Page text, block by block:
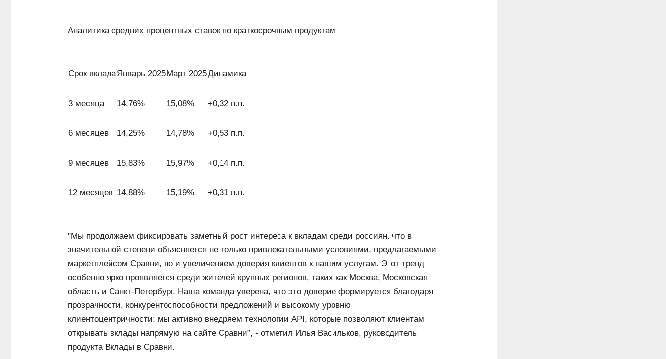
Аналитика средних процентных ставок по краткосрочным продуктам
Срок вкладаЯнварь 2025Март 2025Динамика
3 месяца 14,76% 15,08% +0,32 п.п.
6 месяцев 14,25% 14,78% +0,53 п.п.
9 месяцев 15,83% 15,97% +0,14 п.п.
12 месяцев 14,88% 15,19% +0,31 п.п.
"Мы продолжаем фиксировать заметный рост интереса к вкладам среди россиян, что в
значительной степени объясняется не только привлекательными условиями, предлагаемыми
маркетплейсом Сравни, но и увеличением доверия клиентов к нашим услугам. Этот тренд
особенно ярко проявляется среди жителей крупных регионов, таких как Москва, Московская
область и Санкт-Петербург. Наша команда уверена, что это доверие формируется благодаря
прозрачности, конкурентоспособности предложений и высокому уровню
клиентоцентричности: мы активно внедряем технологии API, которые позволяют клиентам
открывать вклады напрямую на сайте Сравни”, - отметил Илья Васильков, руководитель
продукта Вклады в Сравни.